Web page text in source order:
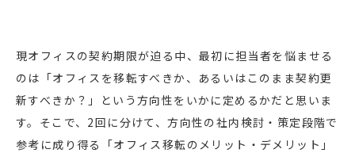
現オフィスの契約期限が迫る中、最初に担当者を悩ませる
のは「オフィスを移転すべきか、あるいはこのまま契約更
新すべきか？」という方向性をいかに定めるかだと思いま
す。そこで、2回に分けて、方向性の社内検討・策定段階で
参考に成り得る「オフィス移転のメリット・デメリット」